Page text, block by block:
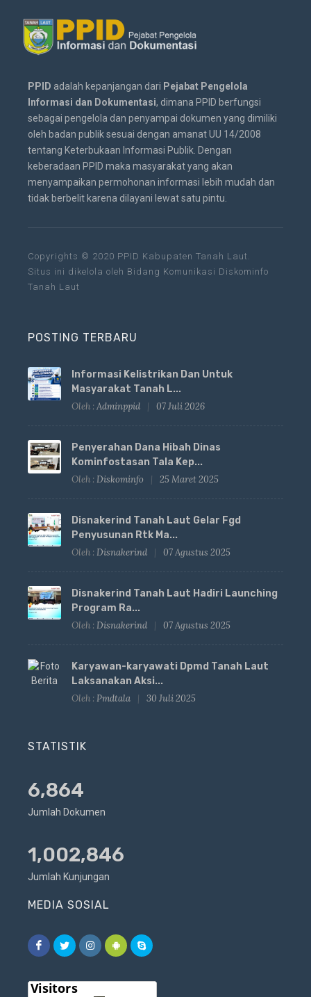
PPID adalah kepanjangan dari Pejabat Pengelola
Informasi dan Dokumentasi, dimana PPID berfungsi
sebagai pengelola dan penyampai dokumen yang dimiliki
oleh badan publik sesuai dengan amanat UU 14/2008
tentang Keterbukaan Informasi Publik. Dengan
keberadaan PPID maka masyarakat yang akan
menyampaikan permohonan informasi lebih mudah dan
tidak berbelit karena dilayani lewat satu pintu.
Copyrights © 2020 PPID Kabupaten Tanah Laut.
Situs ini dikelola oleh Bidang Komunikasi Diskominfo
Tanah Laut
POSTING TERBARU
Informasi Kelistrikan Dan Untuk
Masyarakat Tanah L...
Oleh :Adminppid 07 Juli 2026
Penyerahan Dana Hibah Dinas
Kominfostasan Tala Kep...
Oleh :Diskominfo 25 Maret 2025
Disnakerind Tanah Laut Gelar Fgd
Penyusunan Rtk Ma...
Oleh :Disnakerind 07 Agustus 2025
Disnakerind Tanah Laut Hadiri Launching
Program Ra...
Oleh :Disnakerind 07 Agustus 2025
Karyawan-karyawati Dpmd Tanah Laut
Laksanakan Aksi...
Oleh :Pmdtala 30 Juli 2025
STATISTIK
6,864
Jumlah Dokumen
1,002,846
Jumlah Kunjungan
MEDIA SOSIAL